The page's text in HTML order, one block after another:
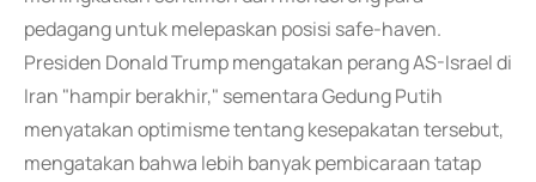
pedagang untuk melepaskan posisi safe-haven.
Presiden Donald Trump mengatakan perang AS-Israel di
Iran "hampir berakhir," sementara Gedung Putih
menyatakan optimisme tentang kesepakatan tersebut,
mengatakan bahwa lebih banyak pembicaraan tatap